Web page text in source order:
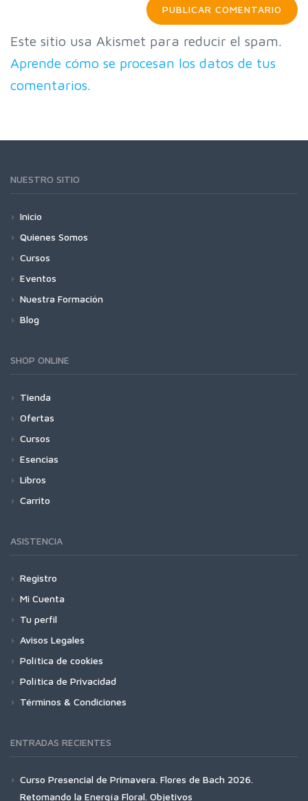
Este sitio usa Akismet para reducir el spam.
Aprende cómo se procesan los datos de tus
comentarios.
NUESTRO SITIO
Inicio
Quienes Somos
Cursos
Eventos
Nuestra Formación
Blog
SHOP ONLINE
Tienda
Ofertas
Cursos
Esencias
Libros
Carrito
ASISTENCIA
Registro
Mi Cuenta
Tu perfil
Avisos Legales
Política de cookies
Política de Privacidad
Términos & Condiciones
ENTRADAS RECIENTES
Curso Presencial de Primavera. Flores de Bach 2026.
Retomando la Energía Floral. Objetivos